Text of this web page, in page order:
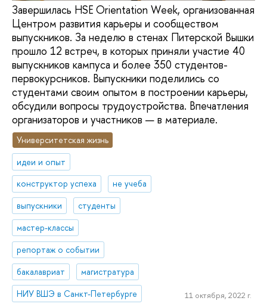
Завершилась HSE Orientation Week, организованная
Центром развития карьеры и сообществом
выпускников. За неделю в стенах Питерской Вышки
прошло 12 встреч, в которых приняли участие 40
выпускников кампуса и более 350 студентов-
первокурсников. Выпускники поделились со
студентами своим опытом в построении карьеры,
обсудили вопросы трудоустройства. Впечатления
организаторов и участников — в материале.
Университетская жизнь
идеи и опыт
конструктор успеха
не учеба
выпускники
студенты
мастер-классы
репортаж о событии
бакалавриат
магистратура
НИУ ВШЭ в Санкт-Петербурге
11 октября, 2022 г.